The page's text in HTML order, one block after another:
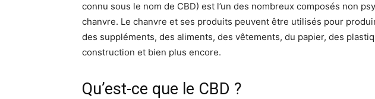
connu sous le nom de CBD) est l’un des nombreux composés non
chanvre. Le chanvre et ses produits peuvent être utilisés pour
des suppléments, des aliments, des vêtements, du papier, des
construction et bien plus encore.
Qu’est-ce que le CBD ?